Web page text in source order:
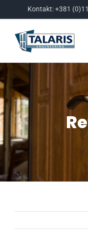
to
content
Kontakt:+381